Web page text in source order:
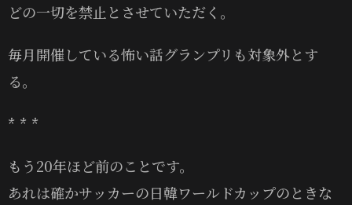
どの一切を禁止とさせていただく。
毎月開催している怖い話グランプリも対象外とす
る。
* * *
もう20年ほど前のことです。
あれは確かサッカーの日韓ワールドカップのときな